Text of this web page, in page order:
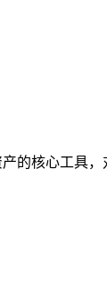
的核心工具